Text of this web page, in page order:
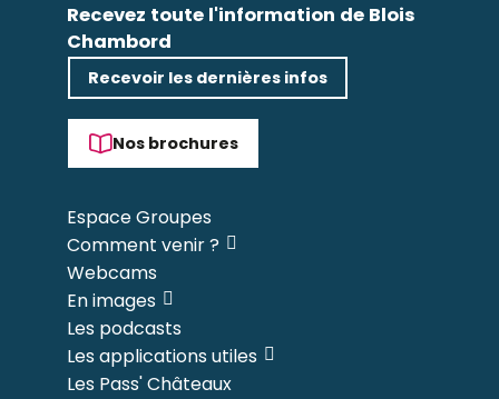
Recevez toute l'information de Blois
Chambord
Recevoir les dernières infos
Nos brochures
Espace Groupes
Comment venir ?
Webcams
En images
Les podcasts
Les applications utiles
Les Pass' Châteaux